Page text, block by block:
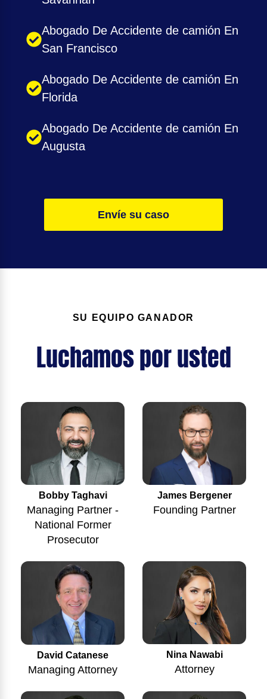
Abogado De Accidente de camión En
San Francisco
Abogado De Accidente de camión En
Florida
Abogado De Accidente de camión En
Augusta
Envíe su caso
SU EQUIPO GANADOR
Luchamos por usted
Bobby Taghavi
Managing Partner -
National Former
Prosecutor
James Bergener
Founding Partner
David Catanese
Managing Attorney
Nina Nawabi
Attorney